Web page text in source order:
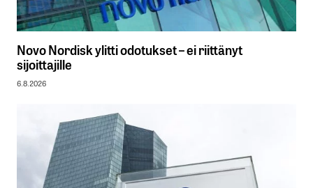
Novo Nordisk ylitti odotukset – ei riittänyt
sijoittajille
6.8.2026